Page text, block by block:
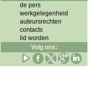
de pers
werkgelegenheid
auteursrechten
contacts
lid worden
Volg ons: